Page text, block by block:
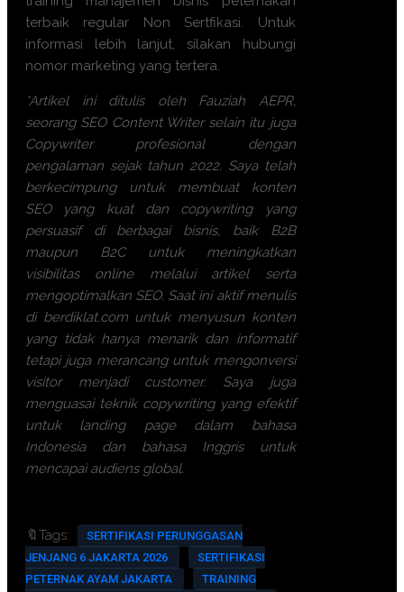
terbaik regular Non Sertfikasi. Untuk
informasi lebih lanjut, silakan hubungi
nomor marketing yang tertera.
*Artikel ini ditulis oleh Fauziah AEPR,
seorang SEO Content Writer selain itu juga
Copywriter profesional dengan
pengalaman sejak tahun 2022. Saya telah
berkecimpung untuk membuat konten
SEO yang kuat dan copywriting yang
persuasif di berbagai bisnis, baik B2B
maupun B2C untuk meningkatkan
visibilitas online melalui artikel serta
mengoptimalkan SEO. Saat ini aktif menulis
di berdiklat.com untuk menyusun konten
yang tidak hanya menarik dan informatif
tetapi juga merancang untuk mengonversi
visitor menjadi customer. Saya juga
menguasai teknik copywriting yang efektif
untuk landing page dalam bahasa
Indonesia dan bahasa Inggris untuk
mencapai audiens global.
🔖Tags:
SERTIFIKASI PERUNGGASAN
JENJANG 6 JAKARTA 2026
SERTIFIKASI
PETERNAK AYAM JAKARTA
TRAINING